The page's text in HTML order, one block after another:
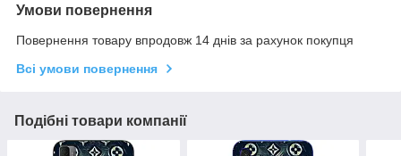
Умови повернення
Повернення товару впродовж 14 днів за рахунок покупця
Всі умови повернення
Подібні товари компанії